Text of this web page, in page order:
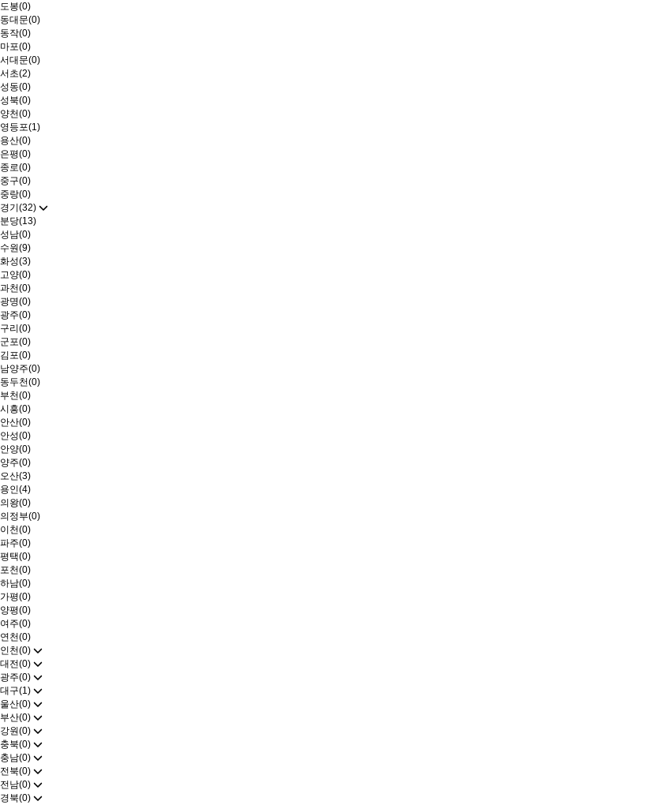
도봉(0)
동대문(0)
동작(0)
마포(0)
서대문(0)
서초(2)
성동(0)
성북(0)
양천(0)
영등포(1)
용산(0)
은평(0)
종로(0)
중구(0)
중랑(0)
경기(32)
분당(13)
성남(0)
수원(9)
화성(3)
고양(0)
과천(0)
광명(0)
광주(0)
구리(0)
군포(0)
김포(0)
남양주(0)
동두천(0)
부천(0)
시흥(0)
안산(0)
안성(0)
안양(0)
양주(0)
오산(3)
용인(4)
의왕(0)
의정부(0)
이천(0)
파주(0)
평택(0)
포천(0)
하남(0)
가평(0)
양평(0)
여주(0)
연천(0)
인천(0)
대전(0)
광주(0)
대구(1)
울산(0)
부산(0)
강원(0)
충북(0)
충남(0)
전북(0)
전남(0)
경북(0)